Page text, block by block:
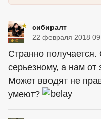
сибиралт
22 февраля 2018
Странно
серьезному, а нам от
Может вводят не
умеют?